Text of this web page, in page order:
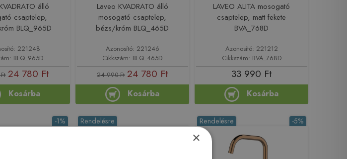
álló
csaptelep,
BLQ_965D
221248
BLQ_965D
24 780 Ft
Kosárba
Laveo KVADRATO álló
mosogató csaptelep,
bézs/króm BLQ_465D
Azonosító: 221246
Cikkszám: BLQ_465D
24 990 Ft 24 780 Ft
Kosárba
LAVEO ALITA mosogató
csaptelep, matt fekete
BVA_768D
Azonosító: 221212
Cikkszám: BVA_768D
33 990 Ft
Kosárba
-1% Rendelésre -5%
Rendelésre
×